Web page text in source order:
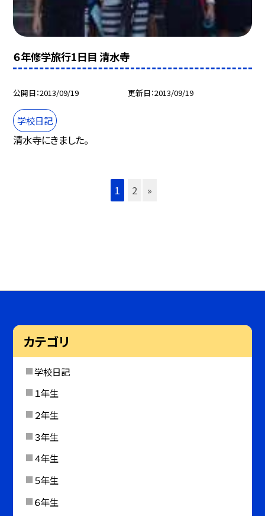
６年修学旅行1日目 清水寺
公開日 2013/09/19 更新日 2013/09/19
学校日記
清水寺にきました。
1 2 »
カテゴリ
学校日記
１年生
２年生
３年生
４年生
５年生
６年生